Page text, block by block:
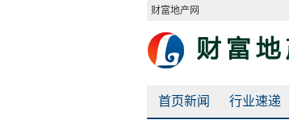
财富地产网
首页新闻 行业速递